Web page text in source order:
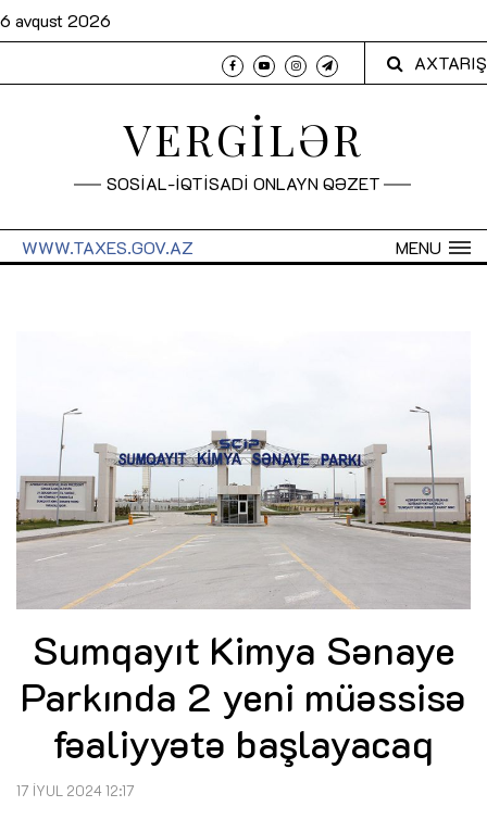
6 avqust 2026
AXTARIŞ
VERGİLƏR
SOSİAL-İQTİSADİ ONLAYN QƏZET
MENU
WWW.TAXES.GOV.AZ
Sumqayıt Kimya Sənaye
Parkında 2 yeni müəssisə
fəaliyyətə başlayacaq
17 İYUL 2024 12:17